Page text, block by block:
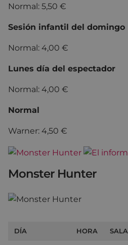
Normal: 5,50 €
Sesión infantil del domingo
Normal: 4,00 €
Lunes día del espectador
Normal: 4,00 €
Normal
Warner: 4,50 €
Monster Hunter
DÍA HORA SALA